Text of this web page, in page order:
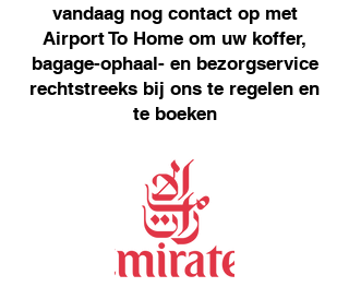
vandaag nog contact op met
Airport To Home om uw koffer,
bagage-ophaal- en bezorgservice
rechtstreeks bij ons te regelen en
te boeken